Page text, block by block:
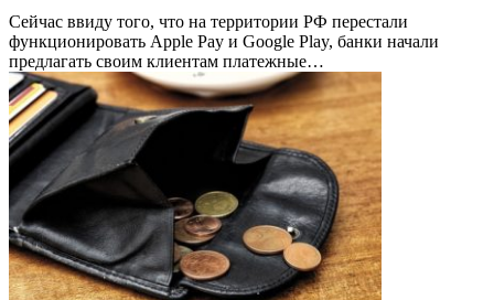
Сейчас ввиду того, что на территории РФ перестали
функционировать Apple Pay и Google Play, банки начали
предлагать своим клиентам платежные…